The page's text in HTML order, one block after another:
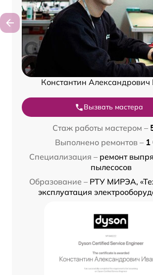
Константин
Вызвать мастера
Стаж работы мастером –
Выполнено ремонтов – 1
Специализация – ремонт
пылесосов
Образование – РТУ МИРЭА,
эксплуатация